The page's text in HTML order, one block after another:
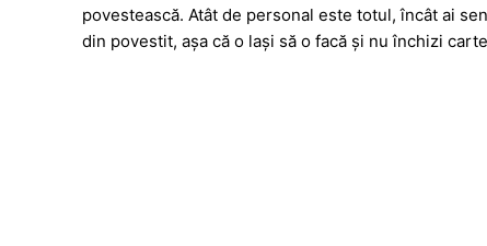
povestească. Atât de personal este totul, încât ai
din povestit, așa că o lași să o facă și nu închizi